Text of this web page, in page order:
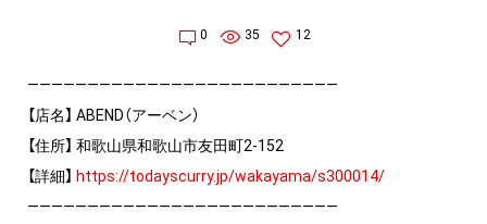
0 35 12
——————————————————————————
【店名】 ABEND（アーベン）
【住所】 和歌山県和歌山市友田町2-152
【詳細】 https://todayscurry.jp/wakayama/s300014/
——————————————————————————